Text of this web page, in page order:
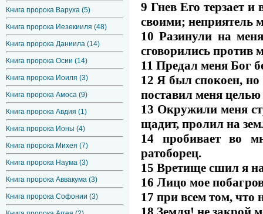
Книга пророка Варуха (5)
Книга пророка Иезекииля (48)
Книга пророка Даниила (14)
Книга пророка Осии (14)
Книга пророка Иоиля (3)
Книга пророка Амоса (9)
Книга пророка Авдия (1)
Книга пророка Ионы (4)
Книга пророка Михея (7)
Книга пророка Наума (3)
Книга пророка Аввакума (3)
Книга пророка Софонии (3)
9 Гнев Его терзает
своими; неприятель
10 Разинули на
сговорились против
11 Предал меня Бог
12 Я был спокоен,
поставил меня
13 Окружили меня
щадит, пролил на
14 пробивает во
ратоборец.
15 Вретище сшил я
16 Лицо мое
17 при всем том, что